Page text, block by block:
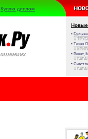
Куплю диплом
Новые
•
//
• Тихая
//
• Виват,
//
•
//